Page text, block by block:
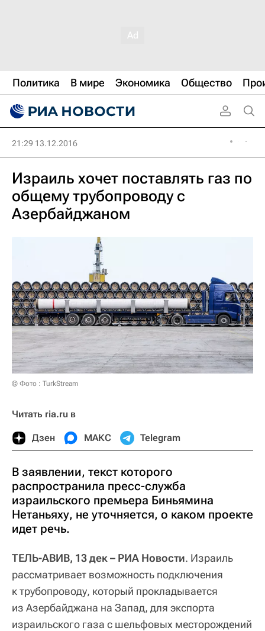
Политика В мире Экономика Общество
21:29 13.12.2016
Израиль хочет поставлять газ по
общему трубопроводу с
Азербайджаном
© Фото : TurkStream
Читать ria.ru в
Дзен МАКС Telegram
В заявлении, текст которого
распространила пресс-служба
израильского премьера Биньямина
Нетаньяху, не уточняется, о каком проекте
идет речь.
ТЕЛЬ-АВИВ, 13 дек – РИА Новости. Израиль
рассматривает возможность подключения
к трубопроводу, который прокладывается
из Азербайджана на Запад, для экспорта
израильского газа с шельфовых месторождений